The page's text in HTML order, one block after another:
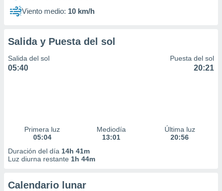
Viento medio: 10 km/h
Salida y Puesta del sol
Salida del sol
05:40
Puesta del sol
20:21
Primera luz
05:04
Mediodía
13:01
Última luz
20:56
Duración del día 14h 41m
Luz diurna restante 1h 44m
Calendario lunar